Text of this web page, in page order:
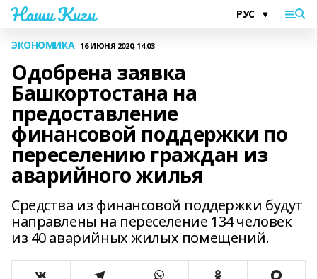
Наши Киги
ЭКОНОМИКА 16 ИЮНЯ 2020, 14:03
Одобрена заявка
Башкортостана на
предоставление
финансовой поддержки по
переселению граждан из
аварийного жилья
Средства из финансовой поддержки будут
направлены на переселение 134 человек
из 40 аварийных жилых помещений.